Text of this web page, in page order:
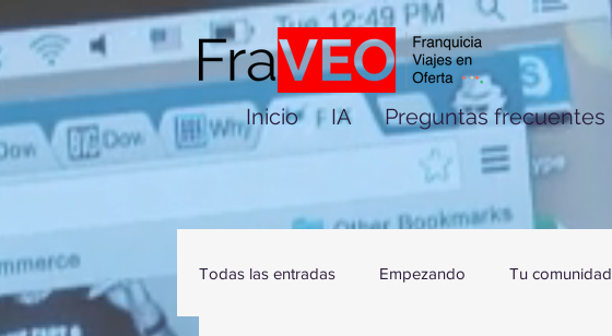
Inicio IA Preguntas frecuentes
Todas las entradas Empezando Tu comunidad